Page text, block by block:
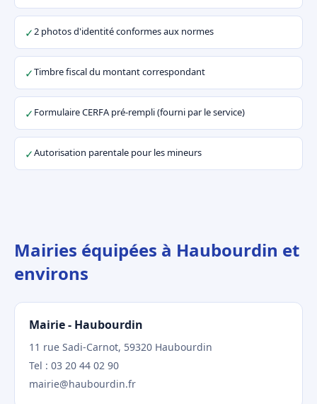
✓2 photos d'identité conformes aux normes
✓Timbre fiscal du montant correspondant
✓ Formulaire CERFA pré-rempli (fourni par le service)
✓Autorisation parentale pour les mineurs
Mairies équipées à Haubourdin et
environs
Mairie - Haubourdin
11 rue Sadi-Carnot, 59320 Haubourdin
Tel : 03 20 44 02 90
mairie@haubourdin.fr